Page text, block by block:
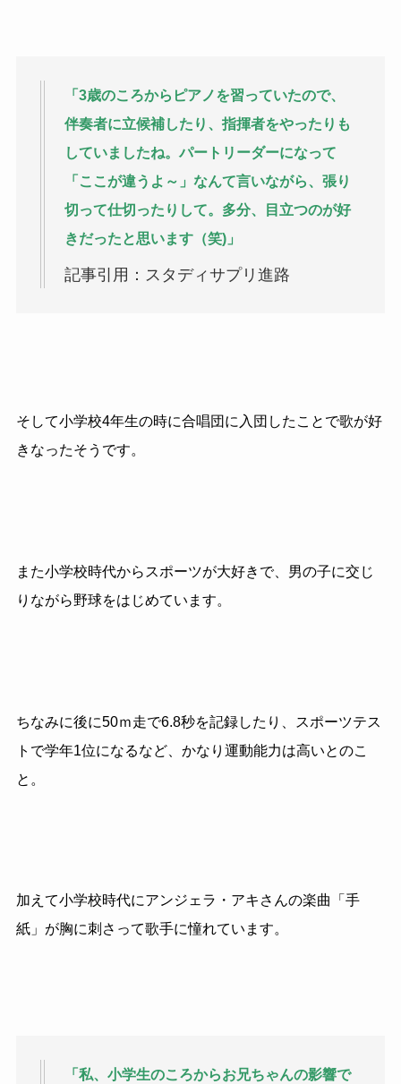
「 3歳のころからピアノを習っていたので、
伴奏者に立候補したり、指揮者をやったりも
していましたね。パートリーダーになって
「ここが違うよ～」なんて言いながら、張り
切って仕切ったりして。多分、目立つのが好
きだったと思います（笑)」
記事引用：スタディサプリ進路
そして小学校4年生の時に合唱団に入団したことで歌が好
きなったそうです。
また小学校時代からスポーツが大好きで、男の子に交じ
りながら野球をはじめています。
ちなみに後に50ｍ走で6.8秒を記録したり、スポーツテス
トで学年1位になるなど、かなり運動能力は高いとのこ
と。
加えて小学校時代にアンジェラ・アキさんの楽曲「手
紙」が胸に刺さって歌手に憧れています。
「私、小学生のころからお兄ちゃんの影響で